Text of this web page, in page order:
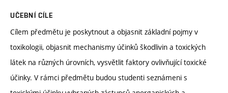
UČEBNÍ CÍLE
Cílem předmětu je poskytnout a objasnit základní pojmy v
toxikologii, objasnit mechanismy účinků škodlivin a toxických
látek na různých úrovních, vysvětlit faktory ovlivňující toxické
účinky. V rámci předmětu budou studenti seznámeni s